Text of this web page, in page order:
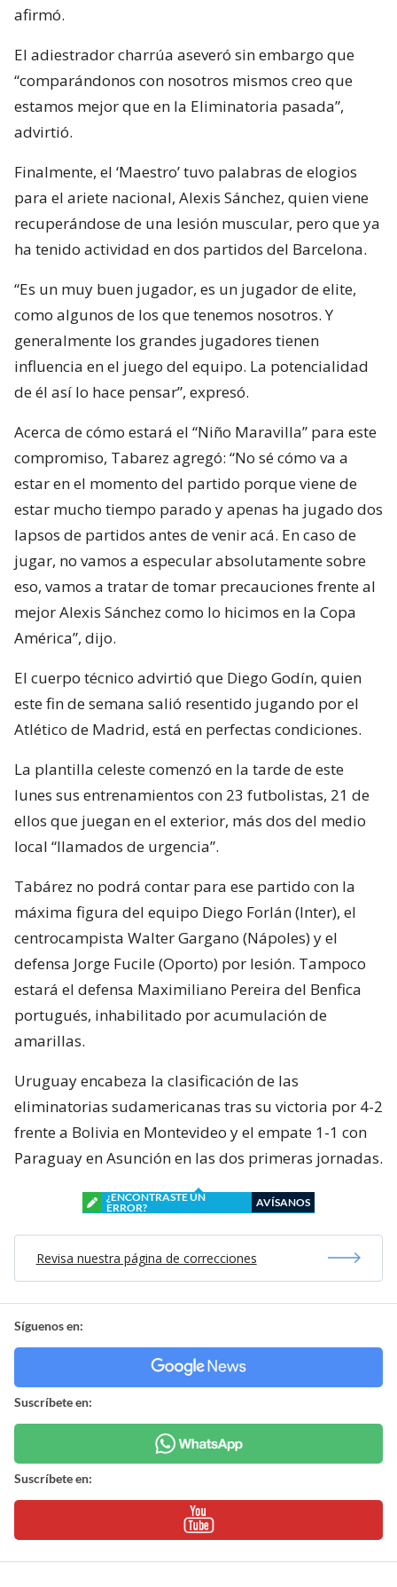
afirmó.
El adiestrador charrúa aseveró sin embargo que
“comparándonos con nosotros mismos creo que
estamos mejor que en la Eliminatoria pasada”,
advirtió.
Finalmente, el ‘Maestro’ tuvo palabras de elogios
para el ariete nacional, Alexis Sánchez, quien viene
recuperándose de una lesión muscular, pero que ya
ha tenido actividad en dos partidos del Barcelona.
“Es un muy buen jugador, es un jugador de elite,
como algunos de los que tenemos nosotros. Y
generalmente los grandes jugadores tienen
influencia en el juego del equipo. La potencialidad
de él así lo hace pensar”, expresó.
Acerca de cómo estará el “Niño Maravilla” para este
compromiso, Tabarez agregó: “No sé cómo va a
estar en el momento del partido porque viene de
estar mucho tiempo parado y apenas ha jugado dos
lapsos de partidos antes de venir acá. En caso de
jugar, no vamos a especular absolutamente sobre
eso, vamos a tratar de tomar precauciones frente al
mejor Alexis Sánchez como lo hicimos en la Copa
América”, dijo.
El cuerpo técnico advirtió que Diego Godín, quien
este fin de semana salió resentido jugando por el
Atlético de Madrid, está en perfectas condiciones.
La plantilla celeste comenzó en la tarde de este
lunes sus entrenamientos con 23 futbolistas, 21 de
ellos que juegan en el exterior, más dos del medio
local “llamados de urgencia”.
Tabárez no podrá contar para ese partido con la
máxima figura del equipo Diego Forlán (Inter), el
centrocampista Walter Gargano (Nápoles) y el
defensa Jorge Fucile (Oporto) por lesión. Tampoco
estará el defensa Maximiliano Pereira del Benfica
portugués, inhabilitado por acumulación de
amarillas.
Uruguay encabeza la clasificación de las
eliminatorias sudamericanas tras su victoria por 4-2
frente a Bolivia en Montevideo y el empate 1-1 con
Paraguay en Asunción en las dos primeras jornadas.
¿ENCONTRASTE UN
ERROR?
AVÍSANOS
Revisa nuestra página de correcciones
Síguenos en:
Suscríbete en:
Suscríbete en: